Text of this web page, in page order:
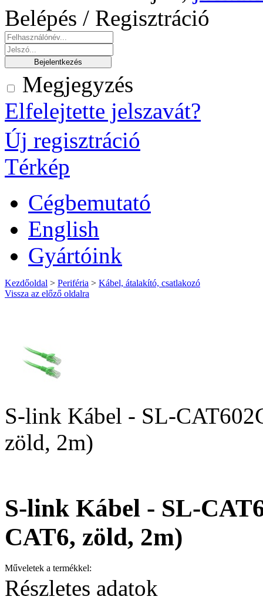
Belépés / Regisztráció
Megjegyzés
Elfelejtette jelszavát?
Új regisztráció
Térkép
Cégbemutató
English
Gyártóink
Kezdőoldal > Periféria > Kábel, átalakító, csatlakozó
Vissza az előző oldalra
S-link Kábel - SL-
zöld, 2m)
S-link Kábel - SL-
CAT6, zöld, 2m)
Műveletek a termékkel:
Részletes adatok